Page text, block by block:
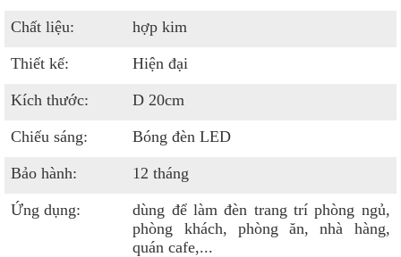
Chất liệu: hợp kim
Thiết kế: Hiện đại
Kích thước: D 20cm
Chiếu sáng: Bóng đèn LED
Bảo hành: 12 tháng
Ứng dụng:
dùng để làm đèn trang trí phòng ngủ,
phòng khách, phòng ăn, nhà hàng,
quán cafe,...